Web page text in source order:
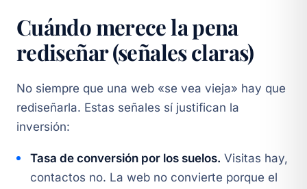
Cuándo merece la pena
rediseñar (señales claras)
No siempre que una web «se vea vieja» hay que
rediseñarla. Estas señales sí justifican la
inversión:
Tasa de conversión por los suelos. Visitas hay,
contactos no. La web no convierte porque el